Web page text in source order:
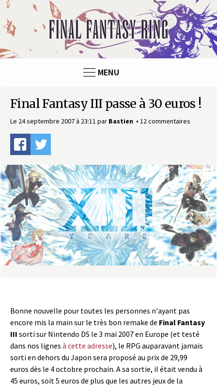
F
n
n
t
a
s
y
MENU
Final Fantasy III passe à 30 euros !
Le 24 septembre 2007 à 23:11 par Bastien 12 commentaires
Bonne nouvelle pour toutes les personnes n'ayant pas
encore mis la main sur le très bon remake de Final Fantasy
III sorti sur Nintendo DS le 3 mai 2007 en Europe (et testé
dans nos lignes à cette adresse), le RPG auparavant jamais
sorti en dehors du Japon sera proposé au prix de 29,99
euros dès le 4 octobre prochain. A sa sortie, il était vendu à
45 euros, soit 5 euros de plus que les autres jeux de la
Panneau de gestion des cookies